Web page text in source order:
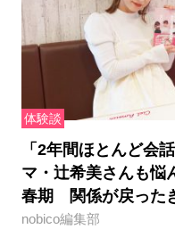
体験談
「2年間ほとんど会
マ・辻希美さんも悩
春期 関係が戻った
nobico編集部